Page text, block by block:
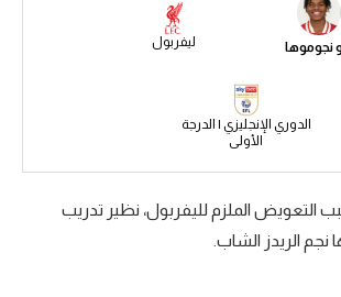
نجوموها ليفربول
الدوري الإنجليزي | الدرجة
الأولى
الملزم لليفربول، نظير تدريب
نجم الريدز الشاب.